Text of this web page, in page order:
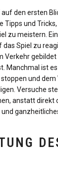
auf den ersten
Tipps und
zu meistern.
Spiel zu
Verkehr
Manchmal ist
und dem
Versuche
anstatt direkt